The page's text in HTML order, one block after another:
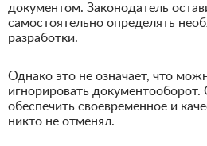
документом. Законодатель
самостоятельно определять
разработки.
Однако это не означает, что
игнорировать документооборот.
обеспечить своевременное и
никто не отменял.